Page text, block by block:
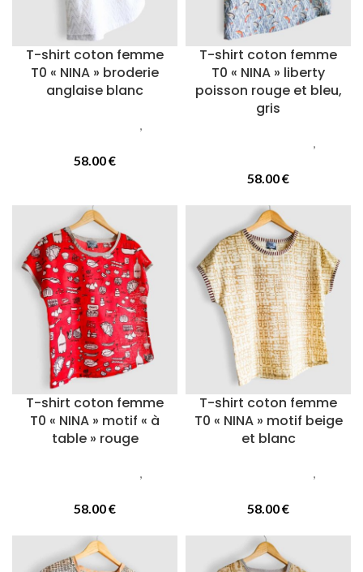
T-shirt coton femme
T0 « NINA » broderie
anglaise blanc
,
58.00€
T-shirt coton femme
T0 « NINA » liberty
poisson rouge et bleu,
gris
,
58.00€
T-shirt coton femme
T0 « NINA » motif « à
table » rouge
,
58.00€
T-shirt coton femme
T0 « NINA » motif beige
et blanc
,
58.00€